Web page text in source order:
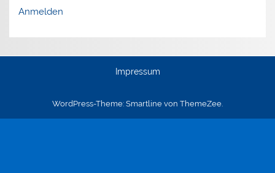
Anmelden
Impressum
WordPress-Theme: Smartline von ThemeZee.